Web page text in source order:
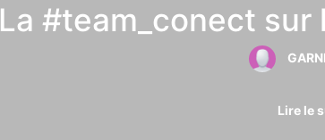
La #team_conect sur
Lire le